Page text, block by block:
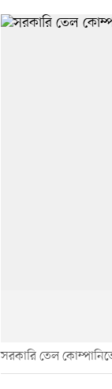
সরকারি তেল